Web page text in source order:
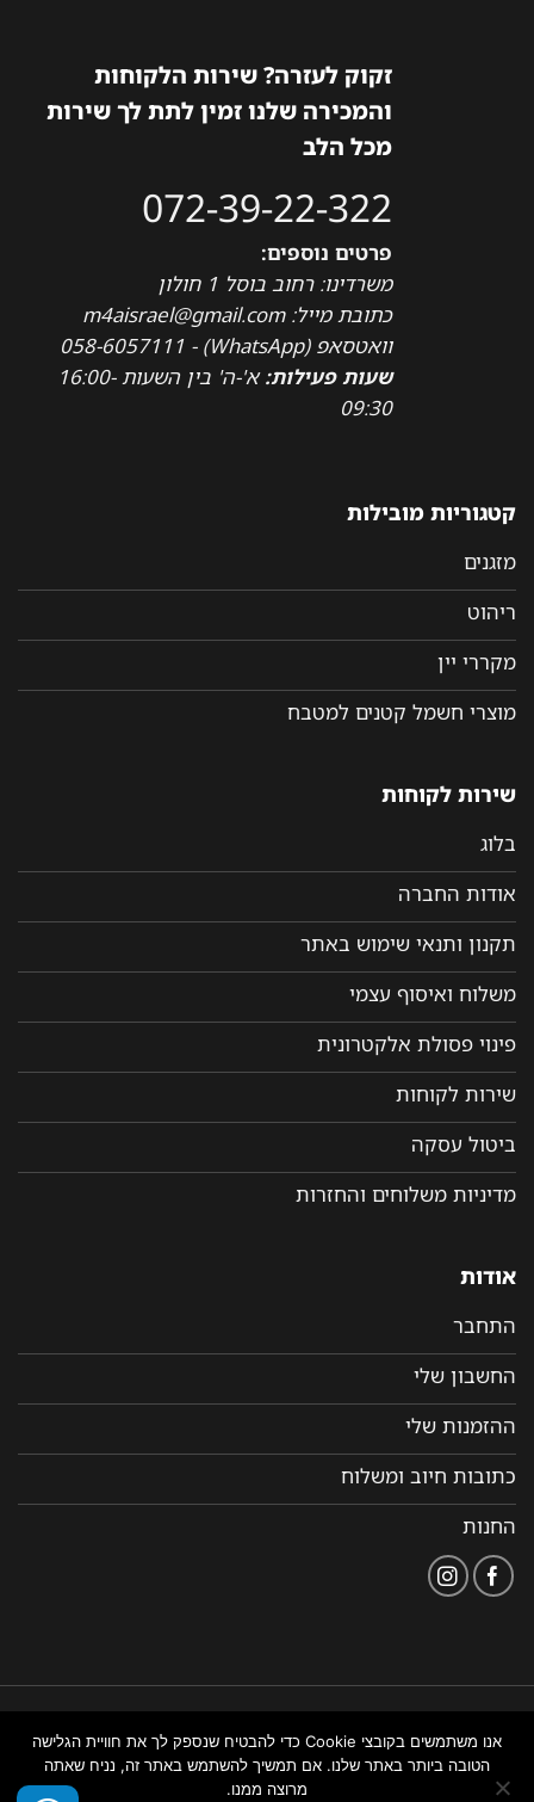
זקוק לעזרה? שירות הלקוחות
והמכירה שלנו זמין לתת לך שירות
מכל הלב
072-39-22-322
פרטים נוספים:
משרדינו: רחוב בוסל 1 חולון
כתובת מייל: m4aisrael@gmail.com
וואטסאפ (WhatsApp) - 058-6057111
שעות פעילות:
א'-ה' בין השעות 16:00-
09:30
קטגוריות מובילות
מזגנים
ריהוט
מקררי יין
מוצרי חשמל קטנים למטבח
שירות לקוחות
בלוג
אודות החברה
תקנון ותנאי שימוש באתר
משלוח ואיסוף עצמי
פינוי פסולת אלקטרונית
שירות לקוחות
ביטול עסקה
מדיניות משלוחים והחזרות
אודות
התחבר
החשבון שלי
ההזמנות שלי
כתובות חיוב ומשלוח
החנות
נגישות
באתר
ניהול אתרים
אנו משתמשים בקובצי Cookie כדי להבטיח שנספק לך את חוויית הגלישה
הטובה ביותר באתר שלנו. אם תמשיך להשתמש באתר זה, נניח שאתה
מרוצה ממנו.